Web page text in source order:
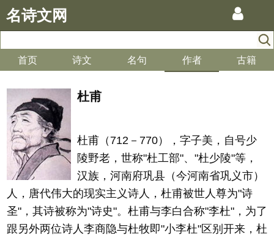
名诗文网
首页 诗文 名句 作者 古籍
杜甫
杜甫（712－770），字子美，自号少
陵野老，世称"杜工部"、"杜少陵"等，
汉族，河南府巩县（今河南省巩义市）
人，唐代伟大的现实主义诗人，杜甫被世人尊为"诗
圣"，其诗被称为"诗史"。杜甫与李白合称"李杜"，为了
跟另外两位诗人李商隐与杜牧即"小李杜"区别开来，杜